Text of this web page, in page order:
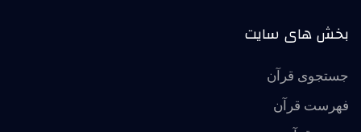
بخش های سایت
جستجوی قرآن
فهرست قرآن